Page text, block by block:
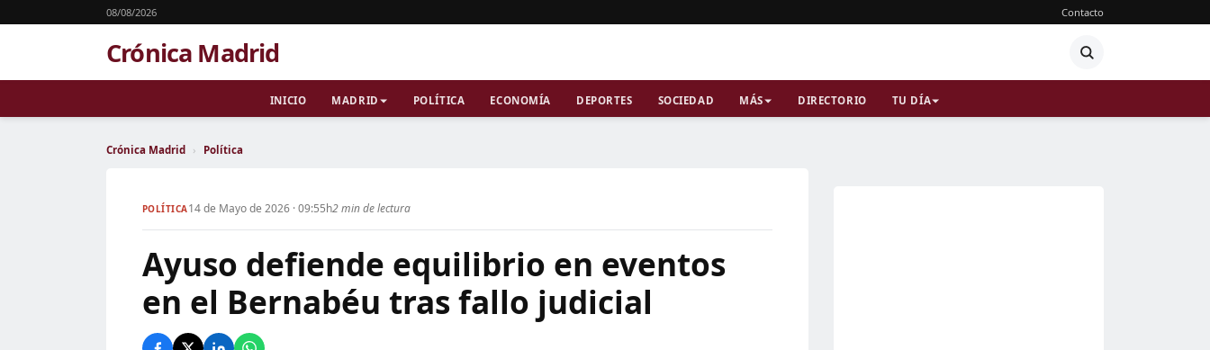
08/08/2026 Contacto
Crónica Madrid
INICIO MADRID POLÍTICA ECONOMÍA DEPORTES SOCIEDAD MÁS DIRECTORIO TU DÍA
Crónica Madrid › Política
POLÍTICA14 de Mayo de 2026 · 09:55h2 min de lectura
Ayuso defiende equilibrio en eventos
en el Bernabéu tras fallo judicial